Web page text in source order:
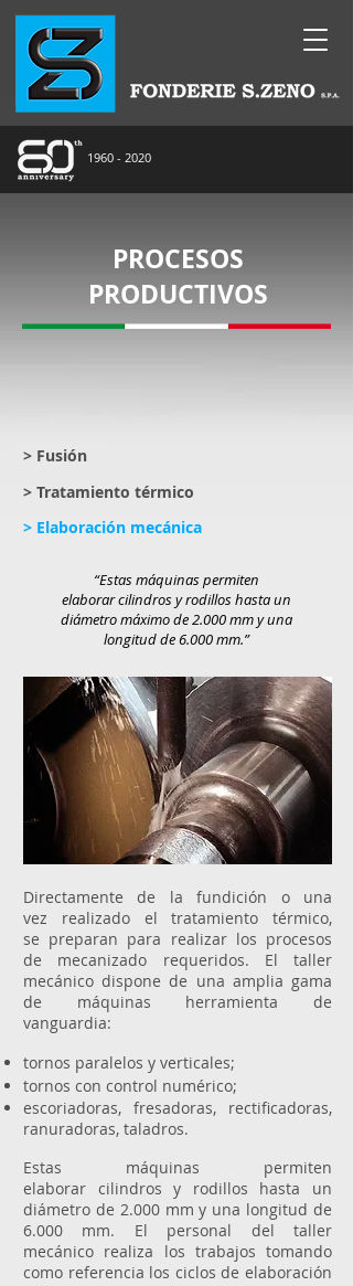
1960 - 2020
PROCESOS
PRODUCTIVOS
> Fusión
> Tratamiento térmico
> Elaboración mecánica
“Estas máquinas permiten
elaborar cilindros y rodillos hasta un
diámetro máximo de 2.000 mm y una
longitud de 6.000 mm.”
Directamente de la fundición o una
vez realizado el tratamiento térmico,
se preparan para realizar los procesos
de mecanizado requeridos. El taller
mecánico dispone de una amplia gama
de máquinas herramienta de
vanguardia:
tornos paralelos y verticales;
tornos con control numérico;
escoriadoras, fresadoras, rectificadoras,
ranuradoras, taladros.
Estas máquinas permiten
elaborar cilindros y rodillos hasta un
diámetro de 2.000 mm y una longitud de
6.000 mm. El personal del taller
mecánico realiza los trabajos tomando
como referencia los ciclos de elaboración